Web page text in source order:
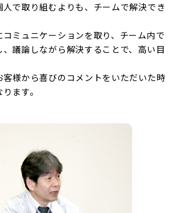
人で取り組むよりも、チームで解決でき
ミュニケーションを取り、チーム内で
議論しながら解決することで、高い目
様から喜びのコメントをいただいた時
ます。